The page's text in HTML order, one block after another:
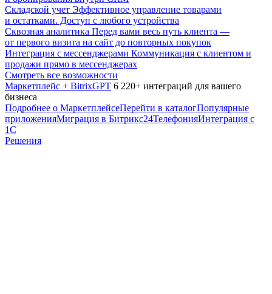
Складской учет Эффективное управление товарами
и остатками. Доступ с любого устройства
Сквозная аналитика Перед вами весь путь клиента —
от первого визита на сайт до повторных покупок
Интеграция с мессенджерами Коммуникация с клиентом и
продажи прямо в мессенджерах
Смотреть все возможности
Маркетплейс + BitrixGPT 6 220+ интеграций для вашего
бизнеса
Подробнее о МаркетплейсеПерейти в каталогПопулярные
приложенияМиграция в Битрикс24ТелефонияИнтеграция с
1С
Решения